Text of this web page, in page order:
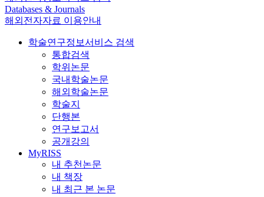
Databases & Journals
해외전자자료 이용안내
학술연구정보서비스 검색
통합검색
학위논문
국내학술논문
해외학술논문
학술지
단행본
연구보고서
공개강의
MyRISS
내 추천논문
내 책장
내 최근 본 논문